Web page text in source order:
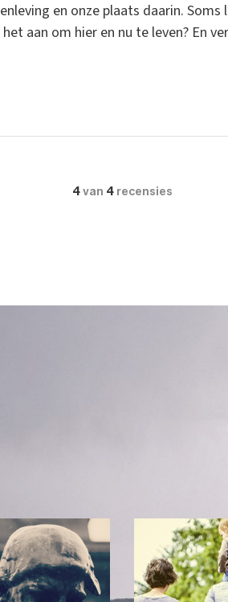
en onze plaats daarin.
aan om hier en nu te leven? En
4van 4recensies